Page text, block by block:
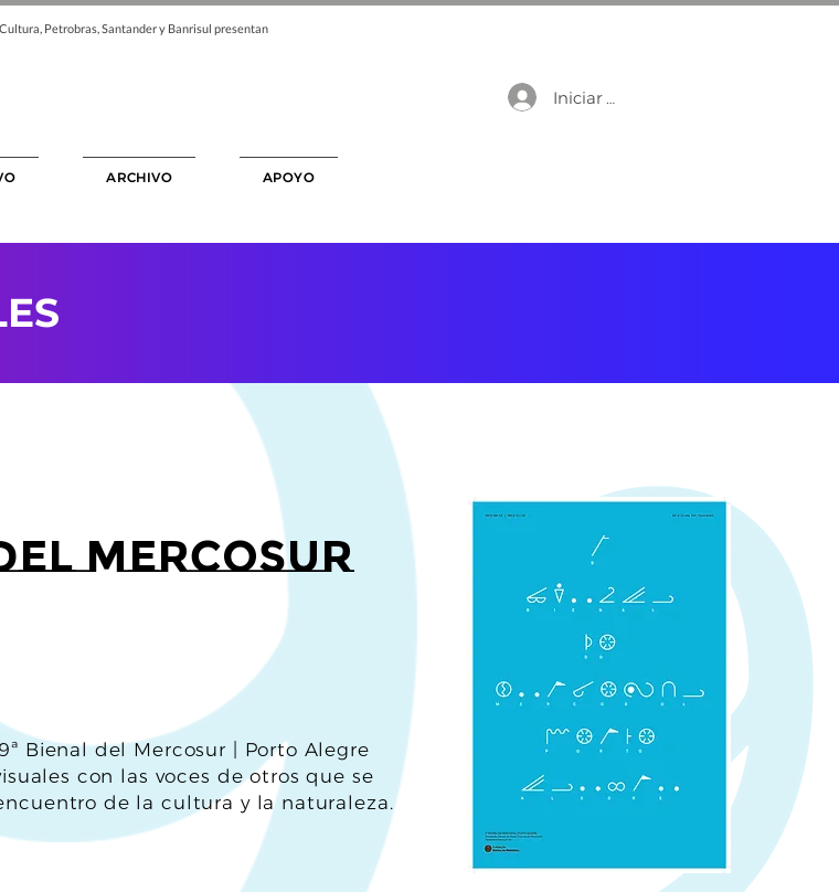
Petrobras, Santander y Banrisul presentan
Iniciar sesión
ARCHIVO APOYO
Mercosur
Bienal del Mercosur | Porto Alegre
con las voces de otros que se
de la cultura y la naturaleza.